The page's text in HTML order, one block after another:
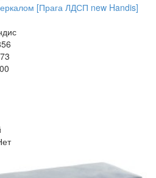
[Прага ЛДСП new Handis]